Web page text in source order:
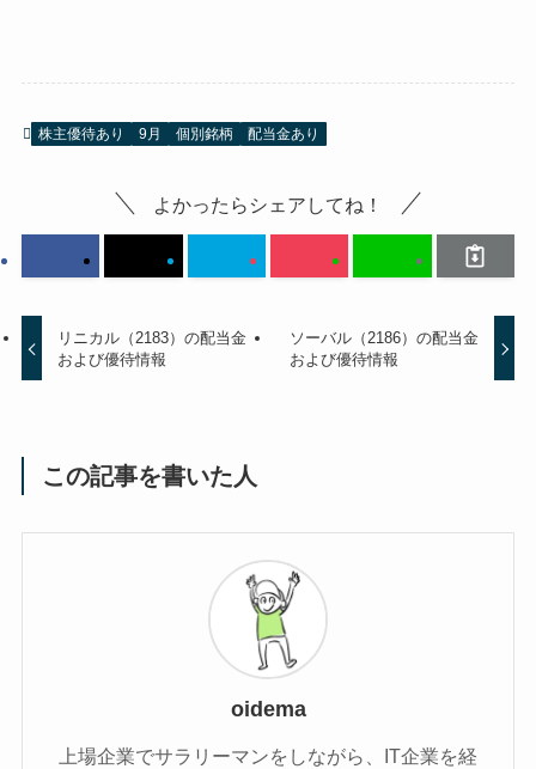
株主優待あり 9月 個別銘柄 配当金あり
よかったらシェアしてね！
リニカル（2183）の配当金
および優待情報
ソーバル（2186）の配当金
および優待情報
この記事を書いた人
oidema
上場企業でサラリーマンをしながら、IT企業を経